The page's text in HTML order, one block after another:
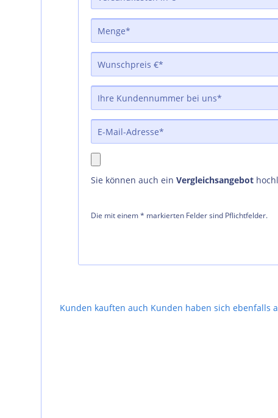
Sie können auch ein Vergleichsangebot
Die mit einem * markierten Felder sind Pflichtfelder.
Kunden kauften auch Kunden haben sich ebenfalls